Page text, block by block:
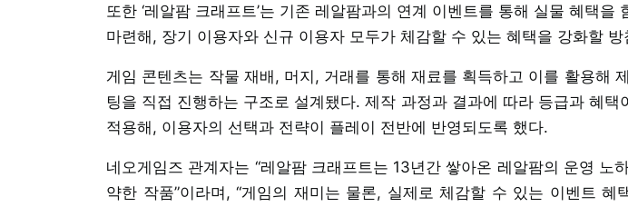
또한 ‘레알팜 크래프트’는 기존 레알팜과의 연계 이벤트를 통해 실물 혜택을
마련해, 장기 이용자와 신규 이용자 모두가 체감할 수 있는 혜택을 강화할 방
게임 콘텐츠는 작물 재배, 머지, 거래를 통해 재료를 획득하고 이를 활용해
팅을 직접 진행하는 구조로 설계됐다. 제작 과정과 결과에 따라 등급과 혜택
적용해, 이용자의 선택과 전략이 플레이 전반에 반영되도록 했다.
네오게임즈 관계자는 “레알팜 크래프트는 13년간 쌓아온 레알팜의 운영 노
약한 작품”이라며, “게임의 재미는 물론, 실제로 체감할 수 있는 이벤트 혜